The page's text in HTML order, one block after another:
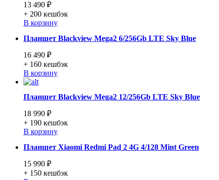
13 490 ₽
+ 200 кешбэк
В корзину
Планшет Blackview Mega2 6/256Gb LTE Sky Blue
16 490 ₽
+ 160 кешбэк
В корзину
Планшет Blackview Mega2 12/256Gb LTE Sky Blue
18 990 ₽
+ 190 кешбэк
В корзину
Планшет Xiaomi Redmi Pad 2 4G 4/128 Mint Green
15 990 ₽
+ 150 кешбэк